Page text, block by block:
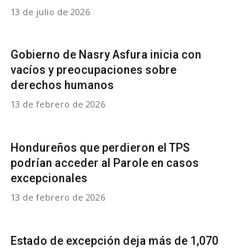
13 de julio de 2026
Gobierno de Nasry Asfura inicia con
vacíos y preocupaciones sobre
derechos humanos
13 de febrero de 2026
Hondureños que perdieron el TPS
podrían acceder al Parole en casos
excepcionales
13 de febrero de 2026
Estado de excepción deja más de 1,070